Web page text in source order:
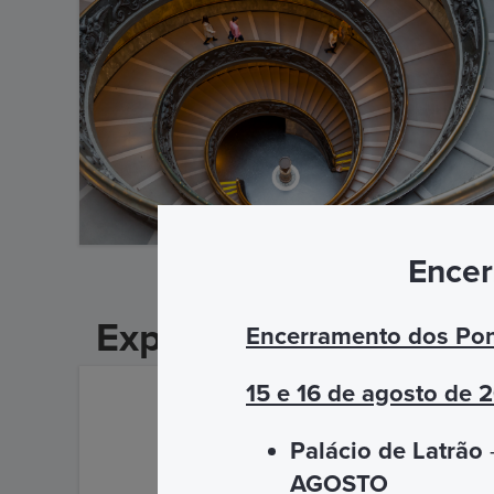
Explore Roma e o
Encerramento dos
15 e 16 de agosto de
Palácio de Latrão
AGOSTO